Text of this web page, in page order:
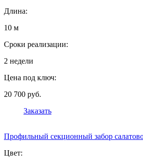
Длина:
10 м
Сроки реализации:
2 недели
Цена под ключ:
20 700 руб.
Заказать
Профильный секционный забор
Цвет: